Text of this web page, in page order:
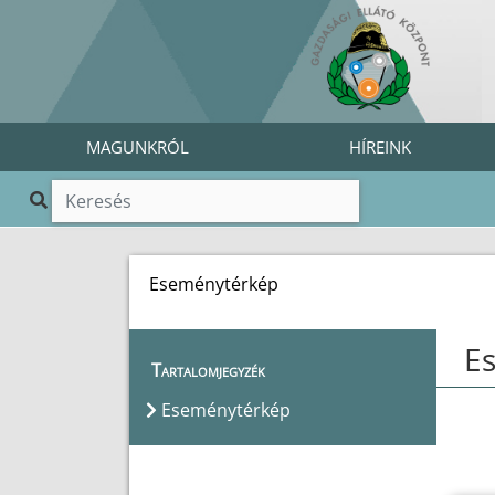
MAGUNKRÓL HÍREINK
Eseménytérkép
Tartalomjegyzék
Eseménytérkép